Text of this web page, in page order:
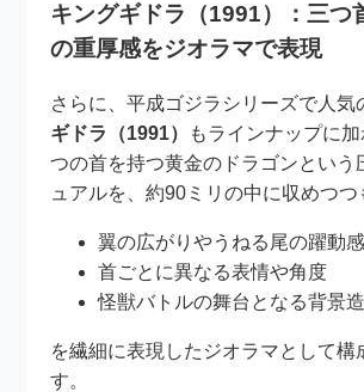
キングギドラ（1991）：三つ
の重厚感をジオラマで表現
さらに、平成ゴジラシリーズで人気
ギドラ（1991）
もラインナップに
つの首を持つ黄金のドラゴンという
ュアルを、約90ミリの中に収めつつ
翼の広がりやうねる尾の躍動感
首ごとに異なる表情や角度
怪獣バトルの舞台となる背景
を繊細に表現したジオラマとして構
す。